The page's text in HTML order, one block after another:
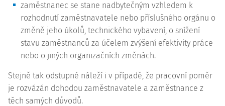
zaměstnanec se stane nadbytečným vzhledem k
rozhodnutí zaměstnavatele nebo příslušného orgánu o
změně jeho úkolů, technického vybavení, o snížení
stavu zaměstnanců za účelem zvýšení efektivity práce
nebo o jiných organizačních změnách.
Stejně tak odstupné náleží i v případě, že pracovní poměr
je rozvázán dohodou zaměstnavatele a zaměstnance z
těch samých důvodů.